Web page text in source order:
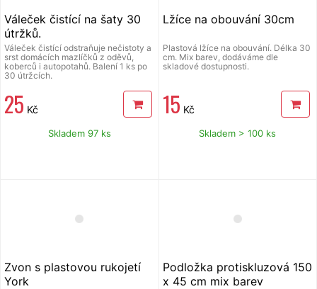
Váleček čistící na šaty 30
útržků.
Váleček čistící odstraňuje nečistoty a
srst domácích mazlíčků z oděvů,
koberců i autopotahů. Balení 1 ks po
30 útržcích.
25 Kč
Skladem 97 ks
Lžíce na obouvání 30cm
Plastová lžíce na obouvání. Délka 30
cm. Mix barev, dodáváme dle
skladové dostupnosti.
15 Kč
Skladem > 100 ks
Zvon s plastovou rukojetí
York
Podložka protiskluzová 150
x 45 cm mix barev